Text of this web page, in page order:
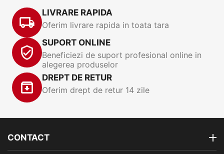
LIVRARE RAPIDA
Oferim livrare rapida in toata tara
SUPORT ONLINE
Beneficiezi de suport profesional online in
alegerea produselor
DREPT DE RETUR
Oferim drept de retur 14 zile
CONTACT